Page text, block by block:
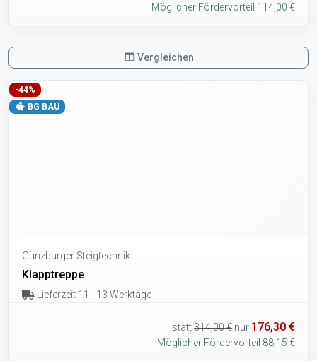
Möglicher Fördervorteil 114,00 €
Vergleichen
-44%
BG BAU
Günzburger Steigtechnik
Klapptreppe
Lieferzeit 11 - 13 Werktage
statt314,00 € nur 176,30 €
Möglicher Fördervorteil 88,15 €